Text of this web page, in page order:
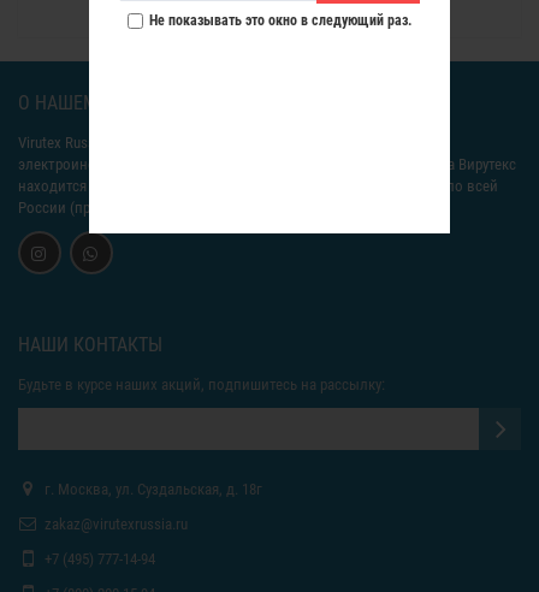
Не показывать это окно в следующий раз.
О НАШЕМ МАГАЗИНЕ
Virutex Russia
электроинструмент Вирутекс! Производство электроинструмента Вирутекс
находится в Испании. Доставляем ваши заказы 24/7 бесплатно по всей
России (при сумме заказа от 4000р.).
НАШИ КОНТАКТЫ
Будьте в курсе наших акций, подпишитесь на рассылку:
г. Москва, ул. Суздальская, д. 18г
zakaz@virutexrussia.ru
+7 (495) 777-14-94